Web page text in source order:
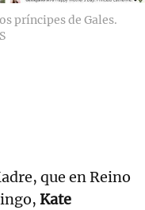
príncipes de Gales.
que en Reino
Kate